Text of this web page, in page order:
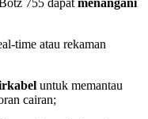
755 dapat menangani
time atau rekaman
untuk memantau
cairan;